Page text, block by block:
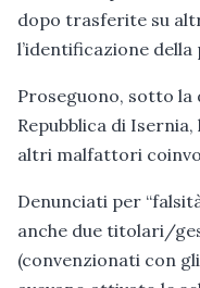
dopo trasferite su
l’identificazione
Proseguono, sotto la
Repubblica di
altri malfattori
Denunciati per
anche due titolari/
(convenzionati con